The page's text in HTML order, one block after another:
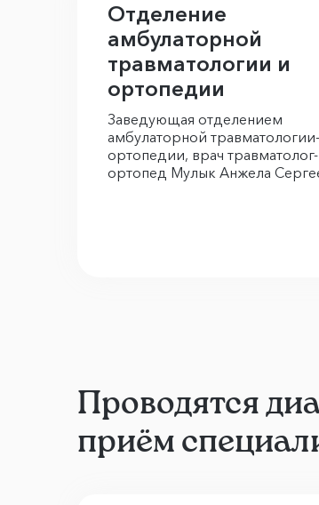
Отделение
амбулаторной
травматологии и
ортопедии
Заведующая отделением
амбулаторной травматологии-
ортопедии, врач травматолог-
ортопед Мулык Анжела
Проводятся
приём